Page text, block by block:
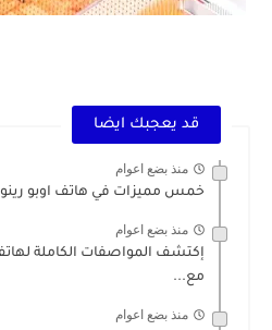
قد يعجبك ايضا
منذ بضع اعوام
خمس مميزات في هاتف اوبو رينو Oppo Reno صاحب زعنفة...
منذ بضع اعوام
مع...
منذ بضع اعوام